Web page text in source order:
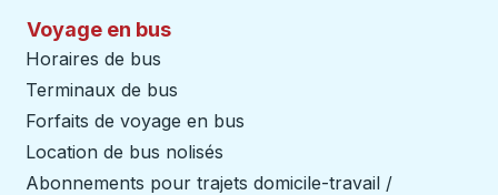
Voyage en bus
Horaires de bus
Terminaux de bus
Forfaits de voyage en bus
Location de bus nolisés
Abonnements pour trajets domicile-travail /